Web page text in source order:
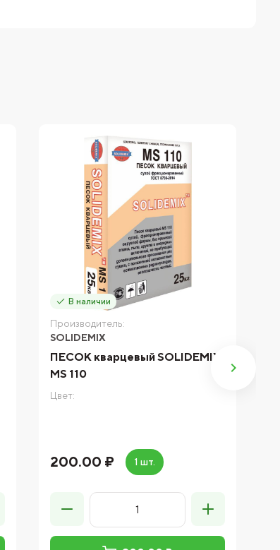
В наличии
Производитель:
SOLIDEMIX
ПЕСОК кварцевый SOLIDEMIX
MS 110
Цвет:
200.00 ₽ 1 шт.